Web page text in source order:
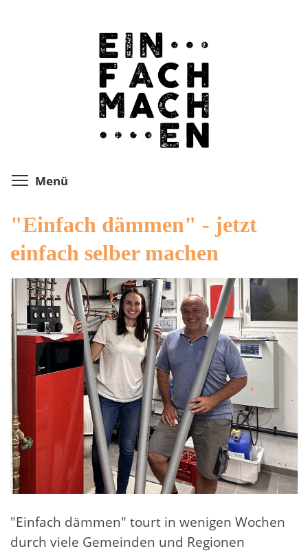
Menü
"Einfach dämmen" - jetzt
einfach selber machen
"Einfach dämmen" tourt in wenigen Wochen
durch viele Gemeinden und Regionen